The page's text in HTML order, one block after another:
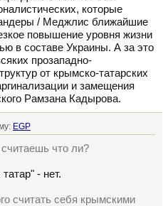
которые
/ Меджлис ближайшие
повышение уровня жизни
в составе Украины. А за это
прозападно-
от крымско-татарских
и замещения
Рамзана Кадырова.
EGP
что ли?
- нет.
считать себя крымскими